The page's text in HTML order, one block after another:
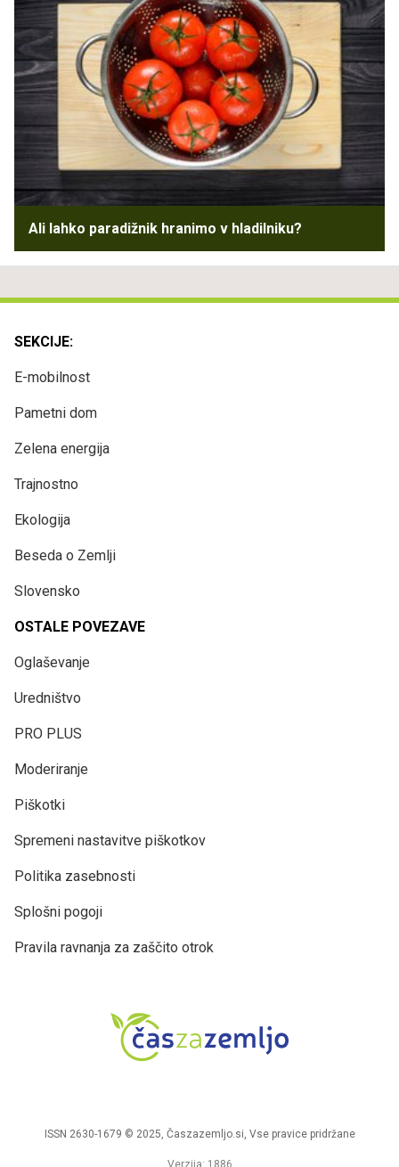
Ali lahko paradižnik hranimo v hladilniku?
SEKCIJE:
E-mobilnost
Pametni dom
Zelena energija
Trajnostno
Ekologija
Beseda o Zemlji
Slovensko
OSTALE POVEZAVE
Oglaševanje
Uredništvo
PRO PLUS
Moderiranje
Piškotki
Spremeni nastavitve piškotkov
Politika zasebnosti
Splošni pogoji
Pravila ravnanja za zaščito otrok
ISSN 2630-1679 © 2025, Časzazemljo.si, Vse pravice pridržane
Verzija: 1886